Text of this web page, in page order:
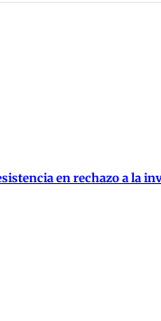
en rechazo a la